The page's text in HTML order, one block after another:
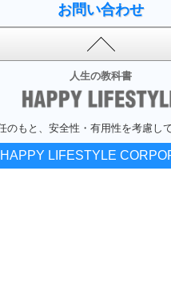
お問い合わせ
人生の教科書
のもと、安全性・有用性を考慮し
LIFESTYLE